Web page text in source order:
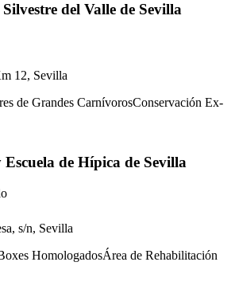
del Valle de Sevilla
12, Sevilla
de Grandes CarnívorosConservación Ex-
de Hípica de Sevilla
s/n, Sevilla
HomologadosÁrea de Rehabilitación